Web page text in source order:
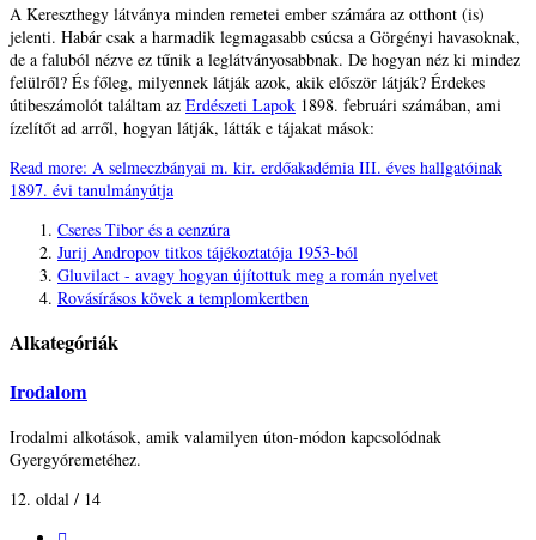
A Kereszthegy látványa minden remetei ember számára az otthont (is)
jelenti. Habár csak a harmadik legmagasabb csúcsa a Görgényi havasoknak,
de a faluból nézve ez tűnik a leglátványosabbnak. De hogyan néz ki mindez
felülről? És főleg, milyennek látják azok, akik először látják? Érdekes
útibeszámolót találtam az Erdészeti Lapok 1898. februári számában, ami
ízelítőt ad arről, hogyan látják, látták e tájakat mások:
Read more: A selmeczbányai m. kir. erdőakadémia III. éves hallgatóinak
1897. évi tanulmányútja
Cseres Tibor és a cenzúra
Jurij Andropov titkos tájékoztatója 1953-ból
Gluvilact - avagy hogyan újítottuk meg a román nyelvet
Rovásírásos kövek a templomkertben
Alkategóriák
Irodalom
Irodalmi alkotások, amik valamilyen úton-módon kapcsolódnak
Gyergyóremetéhez.
12. oldal / 14